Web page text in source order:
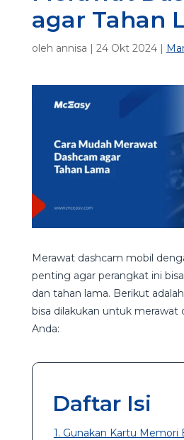
agar Tahan
oleh annisa | 24 Okt 2024|
Merawat dashcam mobil
penting agar perangkat ini
dan tahan lama. Berikut
bisa dilakukan untuk merawat
Anda:
Daftar Isi
1. Gunakan Kartu Memori